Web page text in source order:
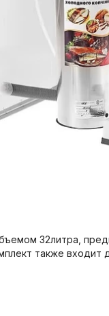
32литра,
также входит